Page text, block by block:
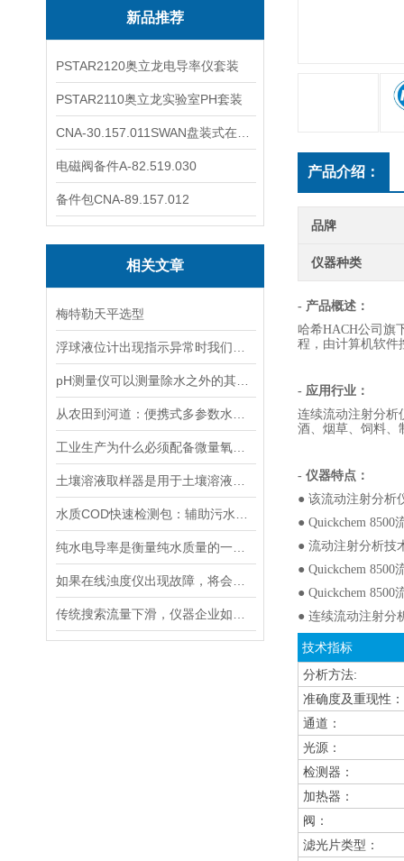
新品推荐
PSTAR2120奥立龙电导率仪套装
PSTAR2110奥立龙实验室PH套装
电磁阀备件A-82.519.030
备件包CNA-89.157.012
相关文章
梅特勒天平选型
产品介绍：
品牌
仪器种类
- 产品概述：
哈希HACH公司旗
程，由计算机软件
- 应用行业：
连续流动注射分析
酒、烟草、饲料、
- 仪器特点：
● 该流动注射分析
● Quickchem
● 流动注射分析技
● Quickchem
● Quickchem
● 连续流动注射分
技术指标
分析方法:
准确度及重现性：
通道：
光源：
检测器：
加热器：
阀：
滤光片类型：